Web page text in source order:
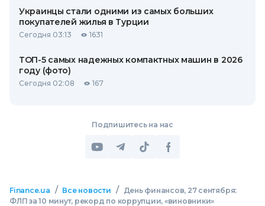
Украинцы стали одними из самых больших
покупателей жилья в Турции
Сегодня 03:13 1631
ТОП-5 самых надежных компактных машин в 2026
году (фото)
Сегодня 02:08 167
Подпишитесь на нас
Finance.ua / Все новости /
День финансов, 27 сентября:
ФЛП за 10 минут, рекорд по коррупции, «виновники»